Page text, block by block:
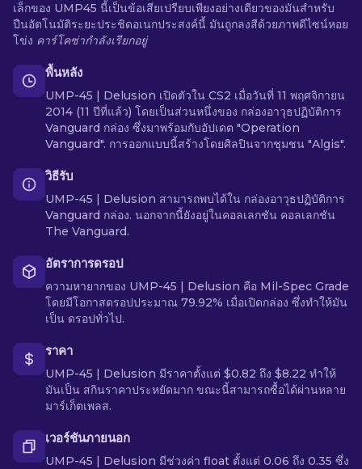
เล็กของ UMP45 นี้เป็นข้อเสียเปรียบเพียงอย่างเดียวของมันสำหรับ
ปืนอัตโนมัติระยะประชิดอเนกประสงค์นี้ มันถูกลงสีด้วยภาพดีไซน์หอย
โข่ง คาร์โคซ่ากำลังเรียกอยู่
พื้นหลัง
UMP-45 | Delusion เปิดตัวใน CS2 เมื่อวันที่ 11 พฤศจิกายน
2014 (11 ปีที่แล้ว) โดยเป็นส่วนหนึ่งของ กล่องอาวุธปฏิบัติการ
Vanguard กล่อง ซึ่งมาพร้อมกับอัปเดต "Operation
Vanguard". การออกแบบนี้สร้างโดยศิลปินจากชุมชน "Algis".
วิธีรับ
UMP-45 | Delusion สามารถพบได้ใน กล่องอาวุธปฏิบัติการ
Vanguard กล่อง. นอกจากนี้ยังอยู่ในคอลเลกชัน คอลเลกชัน
The Vanguard.
อัตราการดรอป
ความหายากของ UMP-45 | Delusion คือ Mil-Spec Grade
โดยมีโอกาสดรอปประมาณ 79.92% เมื่อเปิดกล่อง ซึ่งทำให้มัน
เป็น ดรอปทั่วไป.
ราคา
UMP-45 | Delusion มีราคาตั้งแต่ $0.82 ถึง $8.22 ทำให้
มันเป็น สกินราคาประหยัดมาก ขณะนี้สามารถซื้อได้ผ่านหลาย
มาร์เก็ตเพลส.
เวอร์ชันภายนอก
UMP-45 | Delusion มีช่วงค่า float ตั้งแต่ 0.06 ถึง 0.35 ซึ่ง